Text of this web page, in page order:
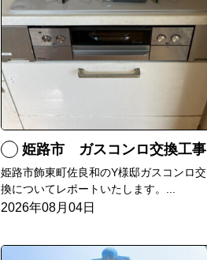
姫路市 ガスコンロ交換工事
姫路市飾東町佐良和のY様邸ガスコンロ交
換についてレポートいたします。...
2026年08月04日